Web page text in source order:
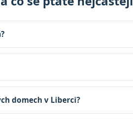
domech v Liberci?